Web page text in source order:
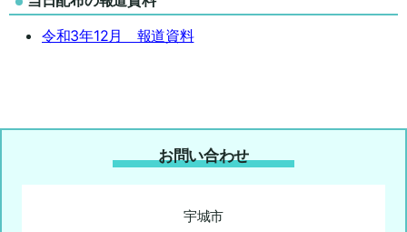
令和3年12月 報道資料
お問い合わせ
宇城市